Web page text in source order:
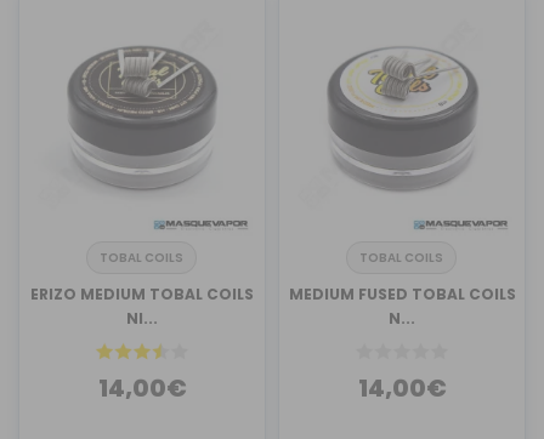
TOBAL COILS
ERIZO MEDIUM TOBAL COILS
NI...
14,00€
TOBAL COILS
MEDIUM FUSED TOBAL COILS
N...
14,00€